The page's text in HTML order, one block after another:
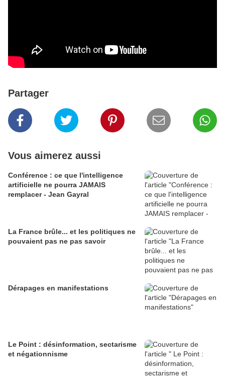
Partager
Vous aimerez aussi
Conférence : ce que l'intelligence
artificielle ne pourra JAMAIS
remplacer - Jean Gayral
La France brûle... et les politiques ne
pouvaient pas ne pas savoir
Dérapages en manifestations
Le Point : désinformation, sectarisme
et négationnisme